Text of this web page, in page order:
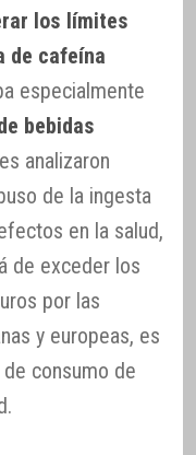
los límites
de cafeína
especialmente
bebidas
analizaron
de la ingesta
en la salud,
de exceder los
por las
y europeas, es
consumo de